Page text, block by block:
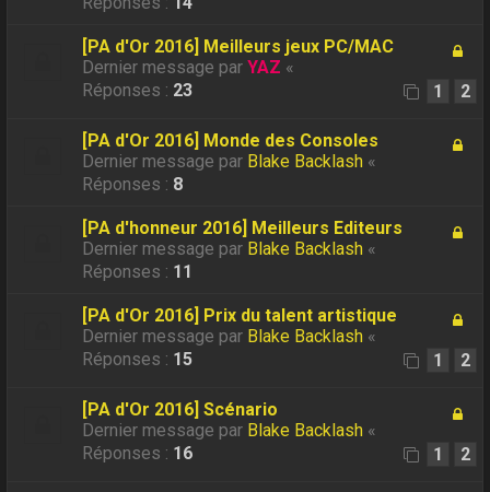
[PA d'Or 2016] Meilleurs jeux PC/MAC
Dernier message parYAZ «
Réponses : 23 1 2
[PA d'Or 2016] Monde des Consoles
Dernier message par Blake Backlash «
Réponses : 8
[PA d'honneur 2016] Meilleurs Editeurs
Dernier message par Blake Backlash «
Réponses : 11
[PA d'Or 2016] Prix du talent artistique
Dernier message par Blake Backlash «
Réponses : 15 1 2
[PA d'Or 2016] Scénario
Dernier message par Blake Backlash «
Réponses : 16 1 2